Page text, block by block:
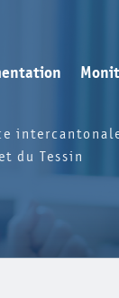
du Tessin